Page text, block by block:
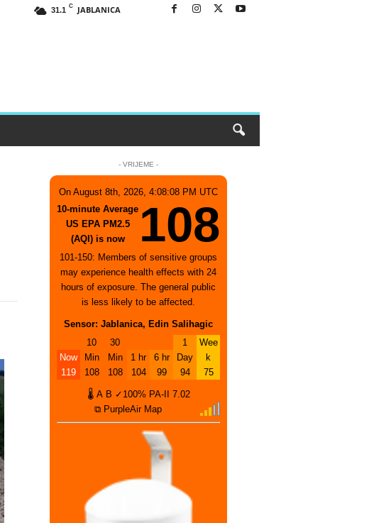
31.1 C JABLANICA
- VRIJEME -
On August 8th, 2026, 4:08:08 PM UTC
10-minute Average
US EPA PM2.5
(AQI) is now
108
101-150: Members of sensitive groups
may experience health effects with 24
hours of exposure. The general public
is less likely to be affected.
Sensor: Jablanica, Edin Salihagic
Now
119
10
Min
108
30
Min
108
1 hr
104
6 hr
99
1
Day
94
Wee
k
75
🌡 A B ✓100% PA-II
7.02
⧉ PurpleAir Map